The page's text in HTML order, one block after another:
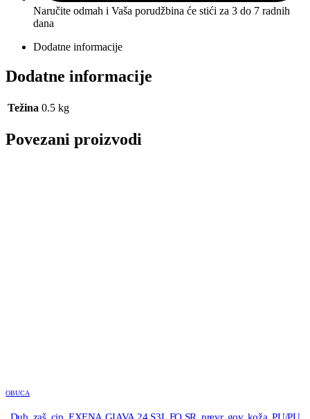
Naručite odmah i Vaša porudžbina će stići za 3 do 7 radnih
dana
Dodatne informacije
Dodatne informacije
Težina 0.5 kg
Povezani proizvodi
OBUCA